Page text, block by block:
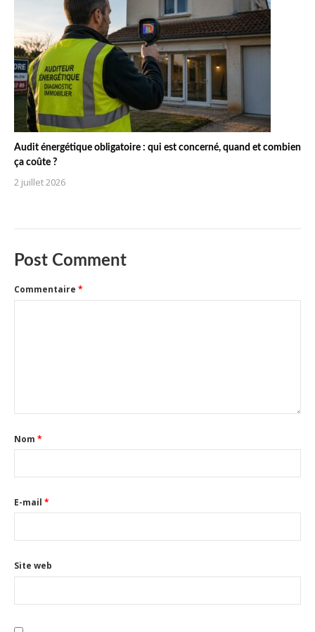
Audit énergétique obligatoire : qui est concerné, quand et combien
ça coûte ?
2 juillet 2026
Post Comment
Commentaire *
Nom *
E-mail *
Site web